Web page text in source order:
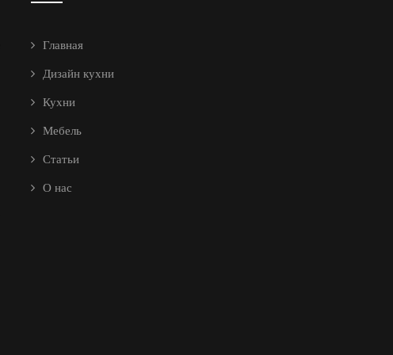
Главная
Дизайн кухни
Кухни
Мебель
Статьи
О нас